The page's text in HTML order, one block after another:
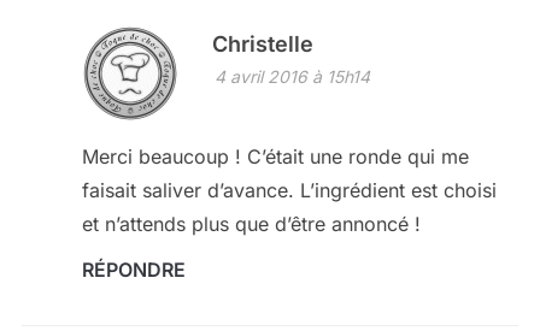
Christelle
4 avril 2016 à 15h14
Merci beaucoup ! C’était une ronde qui me
faisait saliver d’avance. L’ingrédient est choisi
et n’attends plus que d’être annoncé !
RÉPONDRE